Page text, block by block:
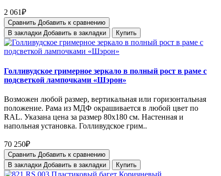
2 061₽
Сравнить Добавить к сравнению
В закладки Добавить в закладки Купить
Голливудское гримерное зеркало в полный рост в раме с
подсветкой лампочками «Шэрон»
Возможен любой размер, вертикальная или горизонтальная
положение. Рама из МДФ окрашивается в любой цвет по
RAL. Указана цена за размер 80х180 см. Настенная и
напольная установка. Голливудское грим..
70 250₽
Сравнить Добавить к сравнению
В закладки Добавить в закладки Купить